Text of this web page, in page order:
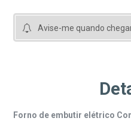
Avise-me quando
Forno de embutir elétrico